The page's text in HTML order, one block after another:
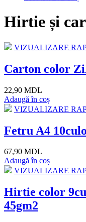
Hirtie și
VIZUALIZARE
Carton color
22,90 MDL
Adaugă în coș
VIZUALIZARE
Fetru A4
67,90 MDL
Adaugă în coș
VIZUALIZARE
Hirtie color
45gm2